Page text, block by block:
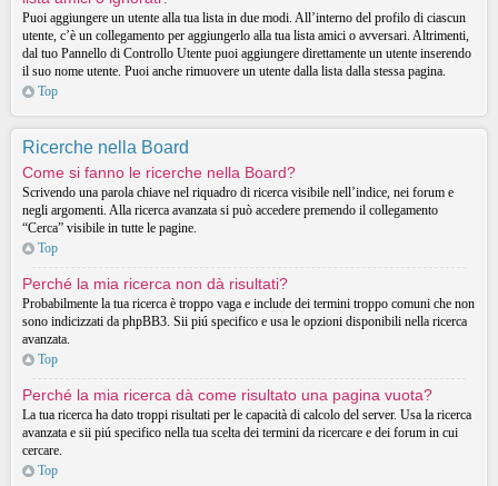
Puoi aggiungere un utente alla tua lista in due modi. All’interno del profilo di ciascun
utente, c’è un collegamento per aggiungerlo alla tua lista amici o avversari. Altrimenti,
dal tuo Pannello di Controllo Utente puoi aggiungere direttamente un utente inserendo
il suo nome utente. Puoi anche rimuovere un utente dalla lista dalla stessa pagina.
Top
Ricerche nella Board
Come si fanno le ricerche nella Board?
Scrivendo una parola chiave nel riquadro di ricerca visibile nell’indice, nei forum e
negli argomenti. Alla ricerca avanzata si può accedere premendo il collegamento
“Cerca” visibile in tutte le pagine.
Top
Perché la mia ricerca non dà risultati?
Probabilmente la tua ricerca è troppo vaga e include dei termini troppo comuni che non
sono indicizzati da phpBB3. Sii piú specifico e usa le opzioni disponibili nella ricerca
avanzata.
Top
Perché la mia ricerca dà come risultato una pagina vuota?
La tua ricerca ha dato troppi risultati per le capacità di calcolo del server. Usa la ricerca
avanzata e sii piú specifico nella tua scelta dei termini da ricercare e dei forum in cui
cercare.
Top